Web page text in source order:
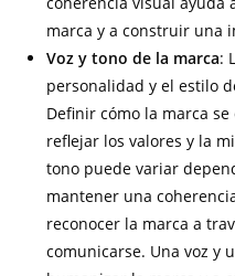
marca y a construir una
Voz y tono de la marca:
personalidad y el estilo
Definir cómo la marca
reflejar los valores y la
tono puede variar
mantener una
reconocer la marca a
comunicarse. Una voz y